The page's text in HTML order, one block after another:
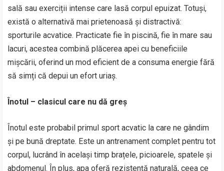
sală sau exerciții intense care lasă corpul epuizat. Totuși,
există o alternativă mai prietenoasă și distractivă:
sporturile acvatice. Practicate fie în piscină, fie în mare sau
lacuri, acestea combină plăcerea apei cu beneficiile
mișcării, oferind un mod eficient de a consuma energie fără
să simți că depui un efort uriaș.
Înotul – clasicul care nu dă greș
Înotul este probabil primul sport acvatic la care ne gândim
și pe bună dreptate. Este un antrenament complet pentru tot
corpul, lucrând în același timp brațele, picioarele, spatele și
abdomenul. În plus, apa oferă rezistență naturală, ceea ce